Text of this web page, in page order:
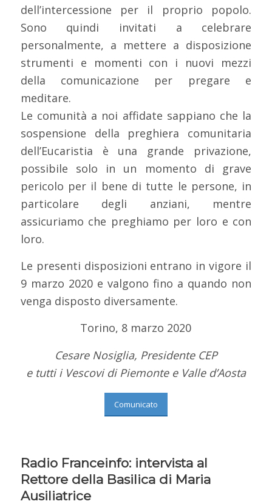
dell’intercessione per il proprio popolo.
Sono quindi invitati a celebrare
personalmente, a mettere a disposizione
strumenti e momenti con i nuovi mezzi
della comunicazione per pregare e
meditare.
Le comunità a noi affidate sappiano che la
sospensione della preghiera comunitaria
dell’Eucaristia è una grande privazione,
possibile solo in un momento di grave
pericolo per il bene di tutte le persone, in
particolare degli anziani, mentre
assicuriamo che preghiamo per loro e con
loro.
Le presenti disposizioni entrano in vigore il
9 marzo 2020 e valgono fino a quando non
venga disposto diversamente.
Torino, 8 marzo 2020
Cesare Nosiglia, Presidente CEP
e tutti i Vescovi di Piemonte e Valle d’Aosta
Comunicato
Radio Franceinfo: intervista al
Rettore della Basilica di Maria
Ausiliatrice